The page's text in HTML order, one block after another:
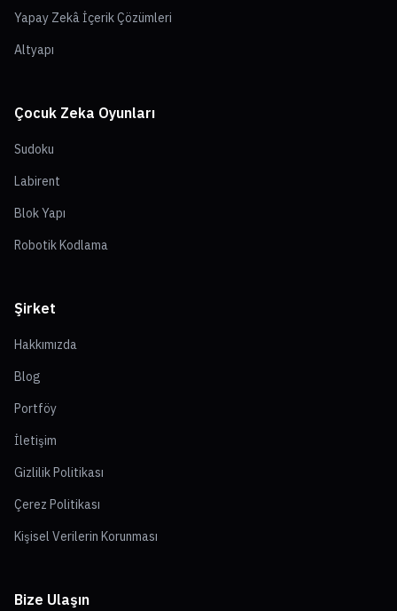
Yapay Zekâ İçerik Çözümleri
Altyapı
Çocuk Zeka Oyunları
Sudoku
Labirent
Blok Yapı
Robotik Kodlama
Şirket
Hakkımızda
Blog
Portföy
İletişim
Gizlilik Politikası
Çerez Politikası
Kişisel Verilerin Korunması
Bize Ulaşın